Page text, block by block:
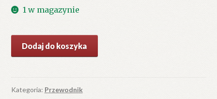
1 w magazynie
Wilno
Troki.
Przewodnik
Dodaj do koszyka
Kategoria: Przewodnik